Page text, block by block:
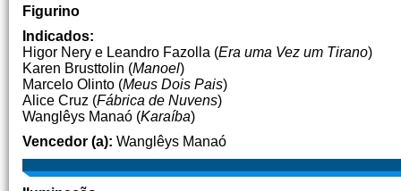
Figurino
Indicados:
Higor Nery e Leandro Fazolla (Era uma Vez um Tirano)
Karen Brusttolin (Manoel)
Marcelo Olinto (Meus Dois Pais)
Alice Cruz (Fábrica de Nuvens)
Wanglêys Manaó (Karaíba)
Vencedor (a): Wanglêys Manaó